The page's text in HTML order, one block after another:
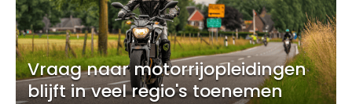
Vraag naar motorrijopleidingen
blijft in veel regio's toenemen